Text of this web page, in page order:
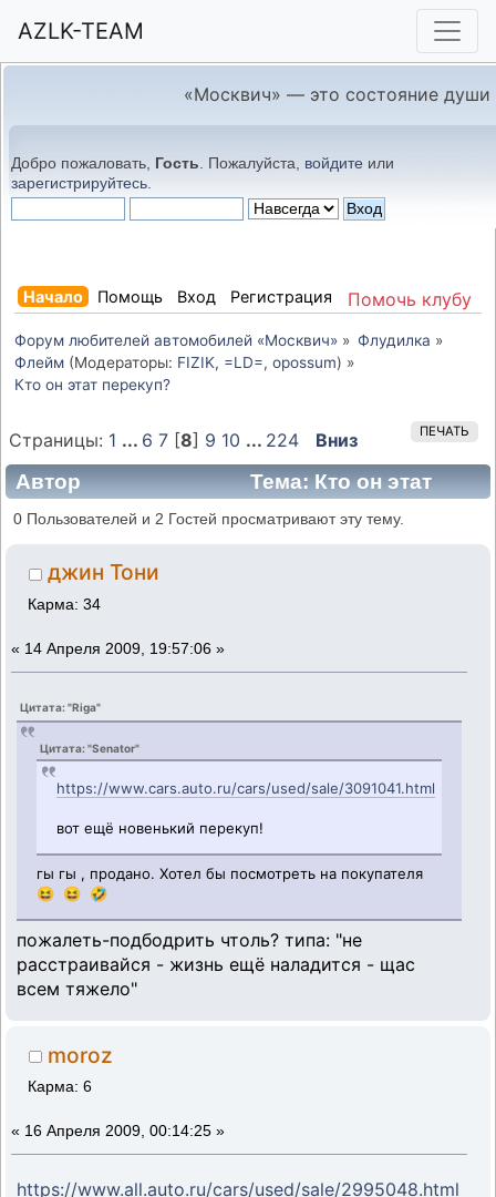
AZLK-TEAM
«Москвич» — это состояние души
Добро пожаловать, Гость . Пожалуйста, войдите или
зарегистрируйтесь
Помочь клубу
Начало Помощь Вход Регистрация
Форум любителей автомобилей «Москвич» » Флудилка »
Флейм (Модераторы: FIZIK, =LD=, opossum) »
Кто он этат перекуп?
ПЕЧАТЬ
Страницы: 1 ... 6 7[8] 9 10 ... 224 Вниз
Автор
Тема: Кто он этат
перекуп? (Прочитано 756534 раз)
0 Пользователей и 2 Гостей просматривают эту тему.
джин Тони
Карма: 34
« 14 Апреля 2009, 19:57:06 »
Цитата: "Riga"
Цитата: "Senator"
https://www.cars.auto.ru/cars/used/sale/3091041.html
вот ещё новенький перекуп!
гы гы , продано. Хотел бы посмотреть на покупателя
😆 😆 🤣
пожалеть-подбодрить чтоль? типа: "не
расстраивайся - жизнь ещё наладится - щас
всем тяжело"
moroz
Карма: 6
« 16 Апреля 2009, 00:14:25 »
https://www.all.auto.ru/cars/used/sale/2995048.html